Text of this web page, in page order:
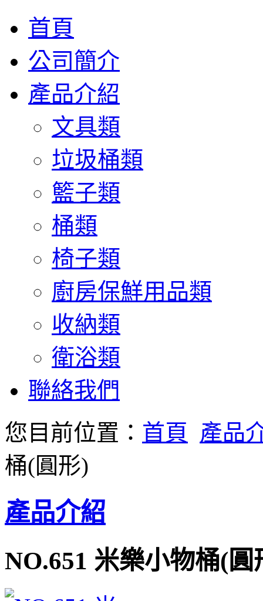
首頁
公司簡介
產品介紹
文具類
垃圾桶類
籃子類
桶類
椅子類
廚房保鮮用品類
收納類
衛浴類
聯絡我們
您目前位置： 首頁
產品
桶(圓形)
產品介紹
NO.651 米樂小物桶(圓